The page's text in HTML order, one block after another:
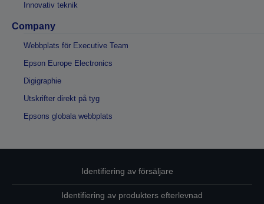
Innovativ teknik
Company
Webbplats för Executive Team
Epson Europe Electronics
Digigraphie
Utskrifter direkt på tyg
Epsons globala webbplats
Identifiering av försäljare
Identifiering av produkters efterlevnad